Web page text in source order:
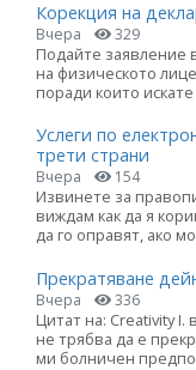
Корекция на
Вчера 329
Подайте заявление
на физическото
поради които
Услеги по
трети страни
Вчера 154
Извинете за
виждам как да я
да го оправят, ако
Прекратяване
Вчера 336
Цитат на: Creativity I.
не трябва да е
ми болничен